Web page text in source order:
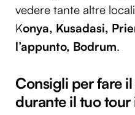
vedere tante altre
Konya, Kusadasi,
l’appunto, Bodrum.
Consigli per fare
durante il tuo tour